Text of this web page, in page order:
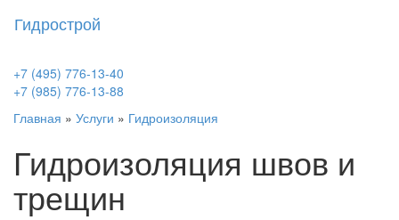
Гидрострой
+7 (495) 776-13-40
+7 (985) 776-13-88
Главная » Услуги » Гидроизоляция
Гидроизоляция швов и
трещин